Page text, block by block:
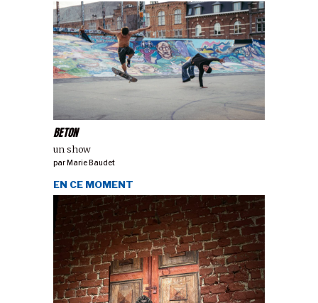
BETON
un show
par Marie Baudet
EN CE MOMENT